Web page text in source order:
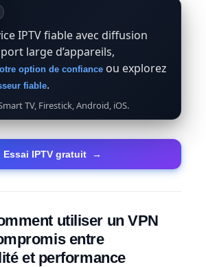
IPTV fiable avec diffusion
large d’appareils,
option de confiance ou explorez
fiable.
TV, Firestick, Android, iOS.
Essai IPTV gratuit →
utiliser un VPN
entre
et performance